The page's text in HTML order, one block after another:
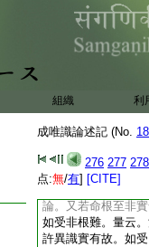
組織 利
成唯識論述記 (No.
276 277 278
点:無/有] [CITE]
捨身時頌。應知命
雖多。正義唯在於
之根 或命者第八
論。此經不説至爲
論。又先已成至無
離識無別難。汝説
壽･煖･及識三法攝
破色中説不離識故
立不成。此中色不
一切色爲喩亦得。
別言煖。恐失總故
論。又若命根至非
如受非根難。量云
許異識實有故。如